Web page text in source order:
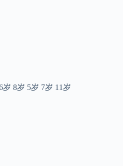
岁 8岁 5岁 7岁 11岁